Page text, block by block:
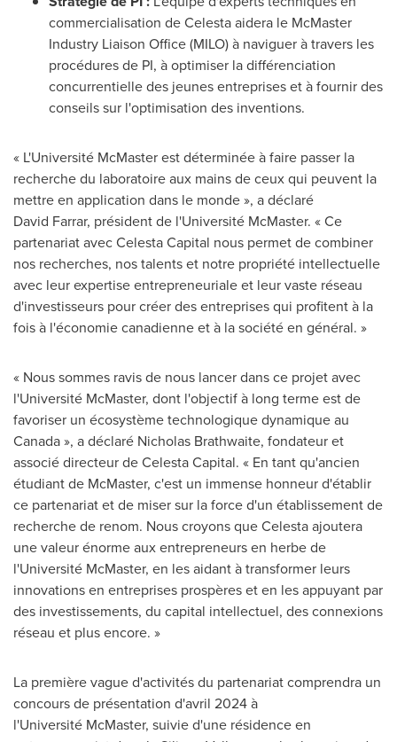
commercialisation de Celesta aidera le McMaster
Industry Liaison Office (MILO) à naviguer à travers les
procédures de PI, à optimiser la différenciation
concurrentielle des jeunes entreprises et à fournir des
conseils sur l'optimisation des inventions.
« L'Université McMaster est déterminée à faire passer la
recherche du laboratoire aux mains de ceux qui peuvent la
mettre en application dans le monde », a déclaré
David Farrar, président de l'Université McMaster. « Ce
partenariat avec Celesta Capital nous permet de combiner
nos recherches, nos talents et notre propriété intellectuelle
avec leur expertise entrepreneuriale et leur vaste réseau
d'investisseurs pour créer des entreprises qui profitent à la
fois à l'économie canadienne et à la société en général. »
« Nous sommes ravis de nous lancer dans ce projet avec
l'Université McMaster, dont l'objectif à long terme est de
favoriser un écosystème technologique dynamique au
Canada », a déclaré Nicholas Brathwaite, fondateur et
associé directeur de Celesta Capital. « En tant qu'ancien
étudiant de McMaster, c'est un immense honneur d'établir
ce partenariat et de miser sur la force d'un établissement de
recherche de renom. Nous croyons que Celesta ajoutera
une valeur énorme aux entrepreneurs en herbe de
l'Université McMaster, en les aidant à transformer leurs
innovations en entreprises prospères et en les appuyant par
des investissements, du capital intellectuel, des connexions
réseau et plus encore. »
La première vague d'activités du partenariat comprendra un
concours de présentation d'avril 2024 à
l'Université McMaster, suivie d'une résidence en